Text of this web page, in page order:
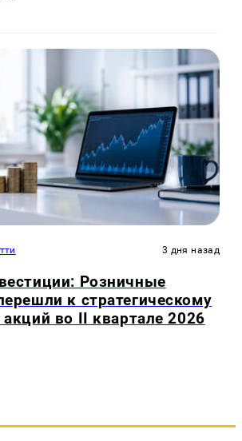
3 дня назад
Розничные
к стратегическому
во II квартале 2026